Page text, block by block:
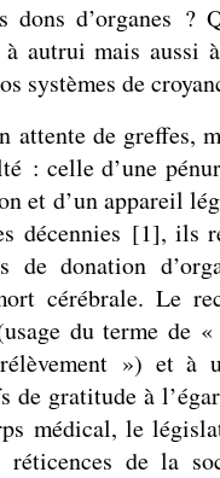
dons d’organes ?
à autrui mais
systèmes de
attente de greffes,
: celle d’une
et d’un appareil
décennies [1], ils
de donation
cérébrale. Le
du terme de
») et à
gratitude à
médical, le
réticences de la